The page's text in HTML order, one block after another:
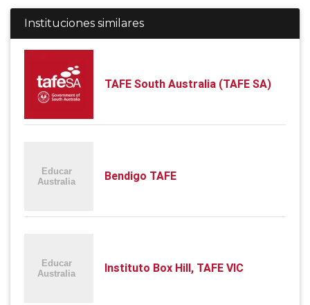
Instituciones similares
TAFE South Australia (TAFE SA)
Bendigo TAFE
Instituto Box Hill, TAFE VIC